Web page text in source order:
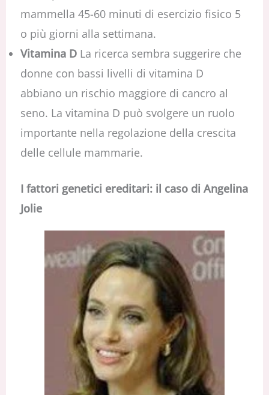
mammella 45-60 minuti di esercizio fisico 5
o più giorni alla settimana.
Vitamina D La ricerca sembra suggerire che
donne con bassi livelli di vitamina D
abbiano un rischio maggiore di cancro al
seno. La vitamina D può svolgere un ruolo
importante nella regolazione della crescita
delle cellule mammarie.
I fattori genetici ereditari: il caso di Angelina
Jolie